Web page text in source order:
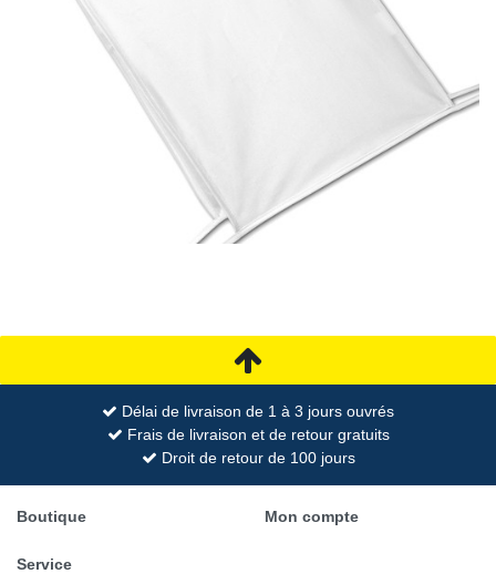
Délai de livraison de 1 à 3 jours ouvrés
Frais de livraison et de retour gratuits
Droit de retour de 100 jours
Boutique Mon compte
Service